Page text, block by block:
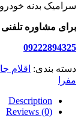
سرامیک بدنه خودرو
برای مشاوره
09222894325
دسته بندی: اقلام
مفرا
Description
Reviews (0)